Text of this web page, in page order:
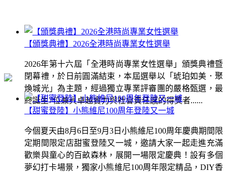
【頒獎典禮】2026全港時尚專業女性選舉
2026年第十六屆「全港時尚專業女性選舉」頒獎典禮暨
閉幕禮，於日前圓滿結束，本屆選舉以「琥珀如美．聚
煥城光」為主題，經過獨立專業評審團的嚴格甄選，最
終誕生7位兼具卓越實力與社會責任感的得獎者......
【甜蜜登陸】小熊維尼100周年登陸又一城
今個夏天由8月6日至9月3日小熊維尼100周年慶典期間限
定期間限定店甜蜜登陸又一城，邀請大家一起走進充滿
歡樂與童心的百畝森林，展開一場限定慶典！設有多個
夢幻打卡場景，獨家小熊維尼100周年限定精品，DIY香